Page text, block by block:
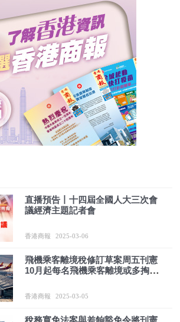
直播預告丨十四屆全國人大三次會
議經濟主題記者會
香港商報 2025-03-06
飛機乘客離境稅修訂草案周五刊憲
10月起每名飛機乘客離境或多掏80
香港商報 2025-03-05